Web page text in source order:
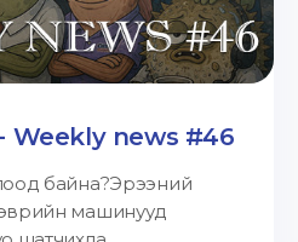
Weekly news #46
байна?Эрээний
машинууд